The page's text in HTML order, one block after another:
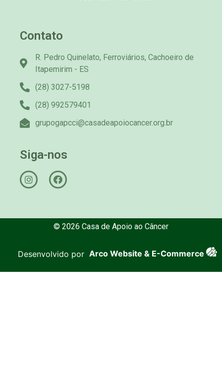
Contato
R. Pedro Quinelato, Ferroviários, Cachoeiro de
Itapemirim - ES
(28) 3027-5198
(28) 992579401
grupogapcci@casadeapoiocancer.org.br
Siga-nos
© 2026 Casa de Apoio ao Câncer
Desenvolvido por Arco Website & E-Commerce